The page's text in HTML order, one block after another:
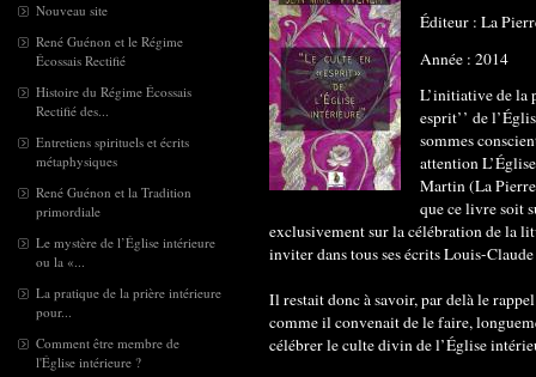
Nouveau site
René Guénon et le Régime
Écossais Rectifié
Histoire du Régime Écossais
Rectifié des...
Entretiens spirituels et écrits
métaphysiques
René Guénon et la Tradition
primordiale
Le mystère de l’Église intérieure
ou la «...
La pratique de la prière intérieure
pour...
Comment être membre de
l'Église intérieure ?
Éditeur : La
Année : 2014
L’initiative de la
esprit’’ de
sommes
attention
Martin (La
que ce livre soit
exclusivement sur la célébration de la
inviter dans tous ses écrits Louis-
Il restait donc à savoir, par delà le
comme il convenait de le faire,
célébrer le culte divin de l’Église